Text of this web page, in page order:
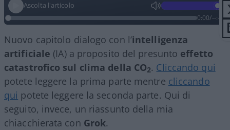
Ascolta l'articolo
0:00/--:--
Nuovo capitolo dialogo con l’intelligenza
artificiale (IA) a proposito del presunto effetto
catastrofico sul clima della CO2. Cliccando qui
potete leggere la prima parte mentre cliccando
qui potete leggere la seconda parte. Qui di
seguito, invece, un riassunto della mia
chiacchierata con Grok.